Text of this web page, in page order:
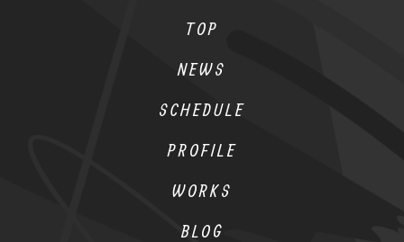
TOP
NEWS
SCHEDULE
PROFILE
WORKS
BLOG